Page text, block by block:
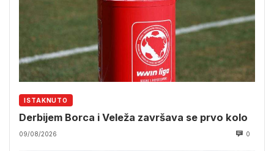
ISTAKNUTO
Derbijem Borca i Veleža završava se prvo kolo
09/08/2026 0